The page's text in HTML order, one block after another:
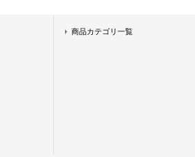
商品カテゴリ一覧